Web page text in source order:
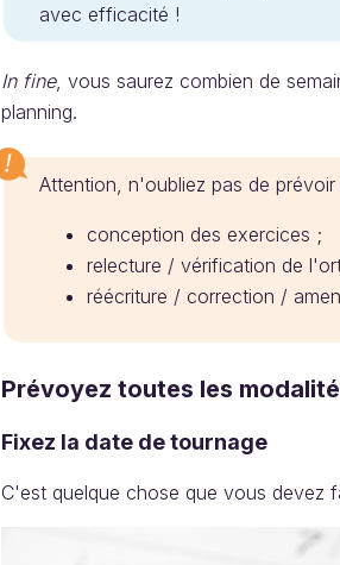
avec efficacité !
In fine, vous saurez combien de
planning.
Attention, n'oubliez pas de
conception des exercices ;
relecture / vérification de
réécriture / correction /
Prévoyez toutes les
Fixez la date de tournage
C'est quelque chose que vous devez